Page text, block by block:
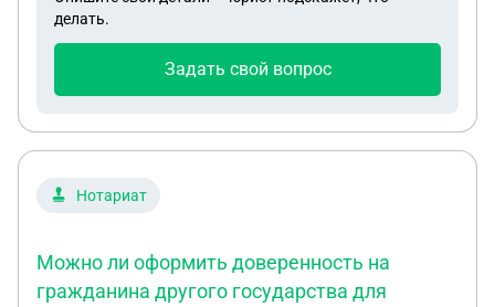
совершать доставку на моем автомобиле от
моего ИП Подскажите, пожалуйста, какой нужно с
ним составить договор, самый простой, но при
этом, где будет указана фиксированная сумма
месяц за оказанные услуги ? Это нужно будет
работаю, что все официально у меня работают
делать.
Задать свой вопрос
Нотариат
Можно ли оформить доверенность на
гражданина другого государства для